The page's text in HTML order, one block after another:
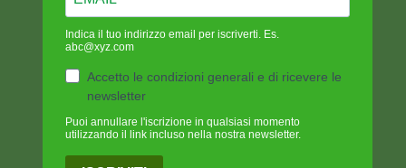
Indica il tuo indirizzo email per iscriverti. Es.
abc@xyz.com
Accetto le condizioni generali e di ricevere le
newsletter
Puoi annullare l'iscrizione in qualsiasi momento
utilizzando il link incluso nella nostra newsletter.